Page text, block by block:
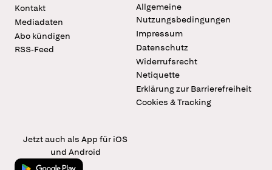
Kontakt
Mediadaten
Abo kündigen
RSS-Feed
Allgemeine
Nutzungsbedingungen
Impressum
Datenschutz
Widerrufsrecht
Netiquette
Erklärung zur Barrierefreiheit
Cookies & Tracking
Jetzt auch als App für iOS
und Android
Jetzt bei Google Play